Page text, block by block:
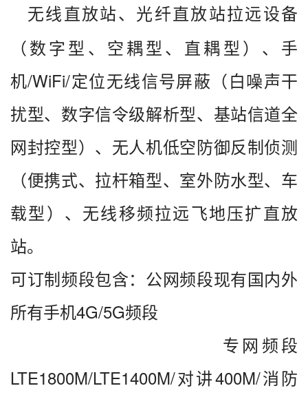
无线直放站、光纤直放站拉远设备
（数字型、空耦型、直耦型）、手
机/WiFi/定位无线信号屏蔽（白噪声干
扰型、数字信令级解析型、基站信道全
网封控型）、无人机低空防御反制侦测
（便携式、拉杆箱型、室外防水型、车
载型） 、无线移频拉远飞地压扩直放
站。
可订制频段包含：公网频段现有国内外
所有手机4G/5G频段
专网频段
LTE1800M/LTE1400M/对讲400M/消防